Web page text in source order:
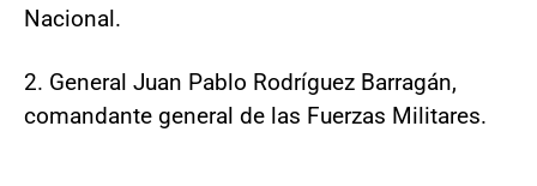
Nacional.
2. General Juan Pablo Rodríguez Barragán,
comandante general de las Fuerzas Militares.